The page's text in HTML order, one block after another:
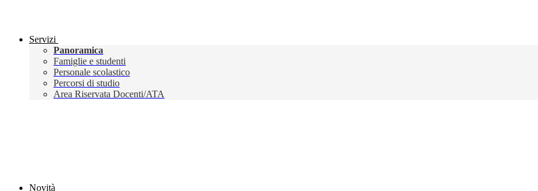
Servizi
Panoramica
Famiglie e studenti
Personale scolastico
Percorsi di studio
Area Riservata Docenti/ATA
Novità